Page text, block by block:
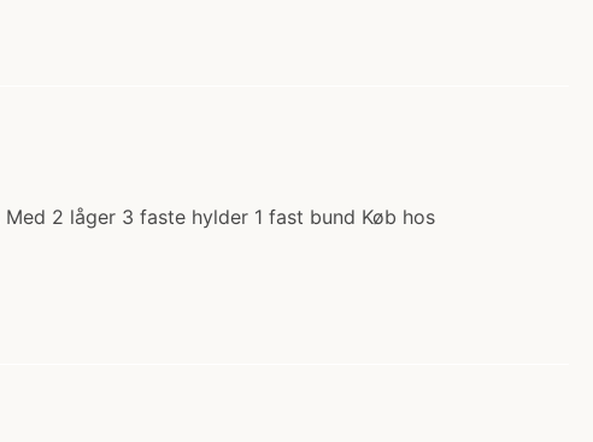
2 låger 3 faste hylder 1 fast bund Køb hos